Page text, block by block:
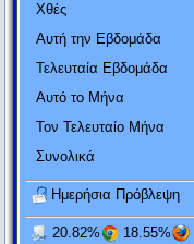
Χθές
Αυτή την Εβδομάδα
Τελευταία Εβδομάδα
Αυτό το Μήνα
Τον Τελευταίο Μήνα
Συνολικά
Ημερήσια Πρόβλεψη
20.82% 18.55%